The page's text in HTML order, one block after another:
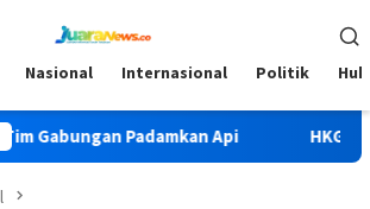
Nasional Internasional Politik
Padamkan Api HKG PKK Ke-54,